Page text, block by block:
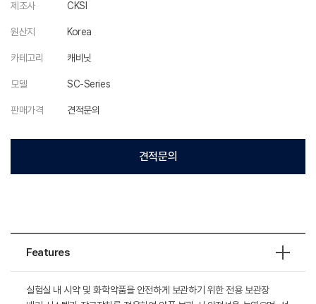
제조사 CKSI
원산지 Korea
카테고리 캐비닛
모델 SC-Series
판매가격 견적문의
견적문의
Features
실험실 내 시약 및 화학약품을 안전하게 보관하기 위한 전용 보관장